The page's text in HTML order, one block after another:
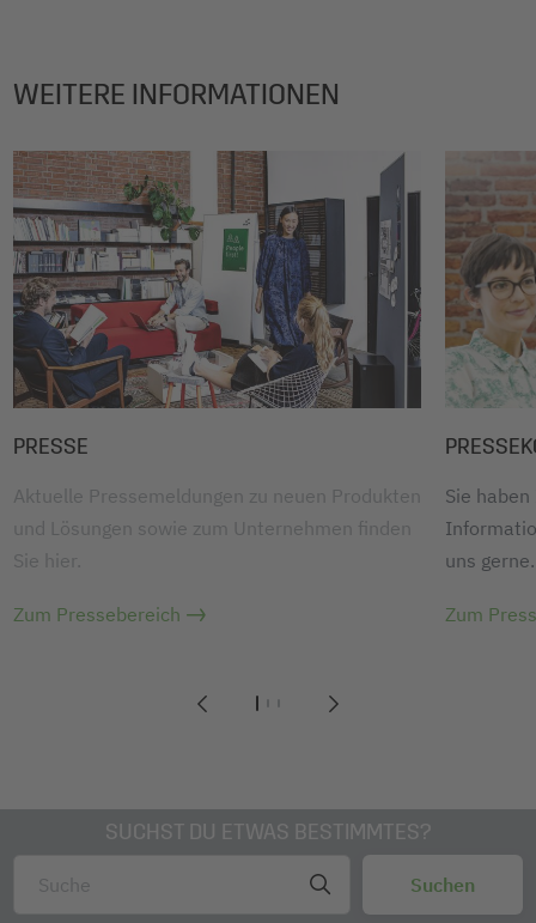
WEITERE INFORMATIONEN
123
PRESSE
Aktuelle Pressemeldungen zu neuen Produkten
und Lösungen sowie zum Unternehmen finden
Sie hier.
Zum Pressebereich
Sie
uns gerne.
Zum
SUCHST DU ETWAS BESTIMMTES?